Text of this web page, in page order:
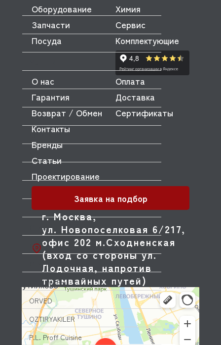
MORELLO FORNI
MORETTI
MORICE
MUSSO
MVQ
NEMOX
NUOVA SIMONELLI
ODE
OEM
OLAB
OLIS
OLYMPIA
OMNIWASH
ORVED
OZTIRYAKILER
P.L. Proff Cuisine
г. Москва,
ул. Новопоселковая 6/217,
офис 202 м.Сходненская
(вход со стороны ул.
Лодочная, напротив
трамвайных путей)
Оборудование
Запчасти
Посуда
Химия
Сервис
Комплектующие
О нас
Оплата
Гарантия
Доставка
Возврат / Обмен
Сертификаты
Контакты
Бренды
Статьи
Проектирование
Заявка на подбор